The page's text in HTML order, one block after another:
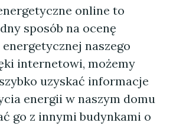
online to
sposób na ocenę
naszego
internetowi, możemy
uzyskać informacje
energii w naszym domu
go z innymi budynkami o